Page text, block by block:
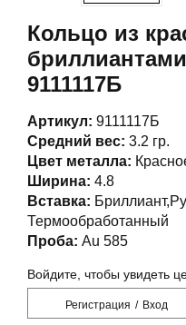
Кольцо из
9111117Б
Артикул: 9111117Б
Средний вес: 3.2 гр.
Цвет металла:
Ширина: 4.8
Вставка:
Термообработанный
Проба: Au 585
Войдите, чтобы увидеть
Регистрация / Вход